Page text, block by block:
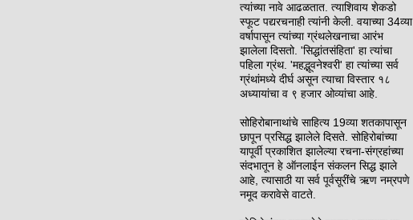
त्यांच्या नावे आढळतात. त्याशिवाय शेकडो
स्फूट पद्यरचनाही त्यांनी केली. वयाच्या 34व्या
वर्षापासून त्यांच्या ग्रंथलेखनाचा आरंभ
झालेला दिसतो. 'सिद्धांतसंहिता' हा त्यांचा
पहिला ग्रंथ. 'महद्भूवनेश्वरी' हा त्यांच्या सर्व
ग्रंथांमध्ये दीर्घ असून त्याचा विस्तार १८
अध्यायांचा व ९ हजार ओव्यांचा आहे.
सोहिरोबानाथांचे साहित्य 19व्या शतकापासून
छापून प्रसिद्ध झालेले दिसते. सोहिरोबांच्या
यापूर्वी प्रकाशित झालेल्या रचना-संग्रहांच्या
संदभातून हे ऑनलाईन संकलन सिद्ध झाले
आहे, त्यासाठी या सर्व पूर्वसूरींचे ऋण नम्रपणे
नमूद करावेसे वाटते.